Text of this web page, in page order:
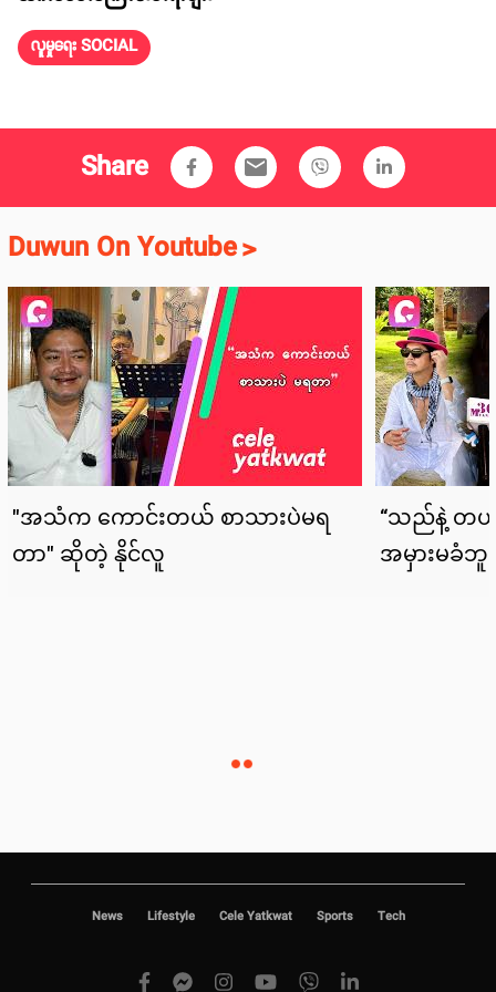
လူမှုရေး SOCIAL
Share email
Duwun On Youtube>
News Lifestyle Cele Yatkwat Sports Tech